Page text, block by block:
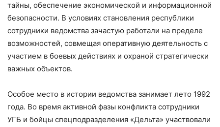
тайны, обеспечение экономической и информационной
безопасности. В условиях становления республики
сотрудники ведомства зачастую работали на пределе
возможностей, совмещая оперативную деятельность с
участием в боевых действиях и охраной стратегически
важных объектов.
Особое место в истории ведомства занимает лето 1992
года. Во время активной фазы конфликта сотрудники
УГБ и бойцы спецподразделения «Дельта» участвовали